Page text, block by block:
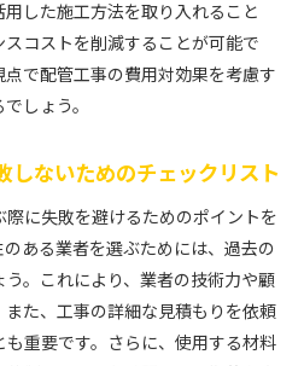
した施工方法を取り入れること
コストを削減することが可能で
で配管工事の費用対効果を考慮す
しょう。
しないためのチェックリスト
に失敗を避けるためのポイントを
ある業者を選ぶためには、過去の
。これにより、業者の技術力や顧
た、工事の詳細な見積もりを依頼
も重要です。さらに、使用する材料